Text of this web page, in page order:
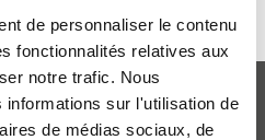
de personnaliser le contenu
fonctionnalités relatives aux
notre trafic. Nous
informations sur l'utilisation de
de médias sociaux, de